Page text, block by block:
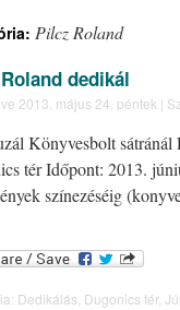
Pilcz Roland
dedikál
2013. május 24. péntek |
Könyvesbolt sátránál
tér Időpont: 2013.
színezéséig
Dedikálás, Dugonics tér,